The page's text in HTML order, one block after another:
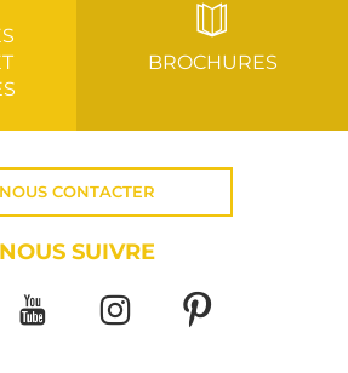
BROCHURES
NOUS CONTACTER
NOUS SUIVRE